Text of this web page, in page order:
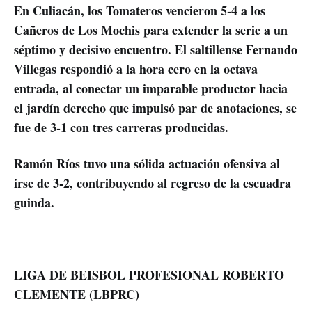
En Culiacán, los Tomateros vencieron 5-4 a los
Cañeros de Los Mochis para extender la serie a un
séptimo y decisivo encuentro. El saltillense Fernando
Villegas respondió a la hora cero en la octava
entrada, al conectar un imparable productor hacia
el jardín derecho que impulsó par de anotaciones, se
fue de 3-1 con tres carreras producidas.
Ramón Ríos tuvo una sólida actuación ofensiva al
irse de 3-2, contribuyendo al regreso de la escuadra
guinda.
LIGA DE BEISBOL PROFESIONAL ROBERTO
CLEMENTE (LBPRC)